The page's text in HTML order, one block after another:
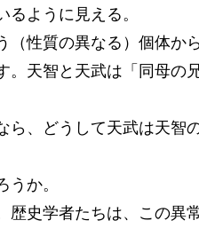
ように見える。
（性質の異なる）個体か
天智と天武は「同母の兄
ら、どうして天武は天智
か。
歴史学者たちは、この異